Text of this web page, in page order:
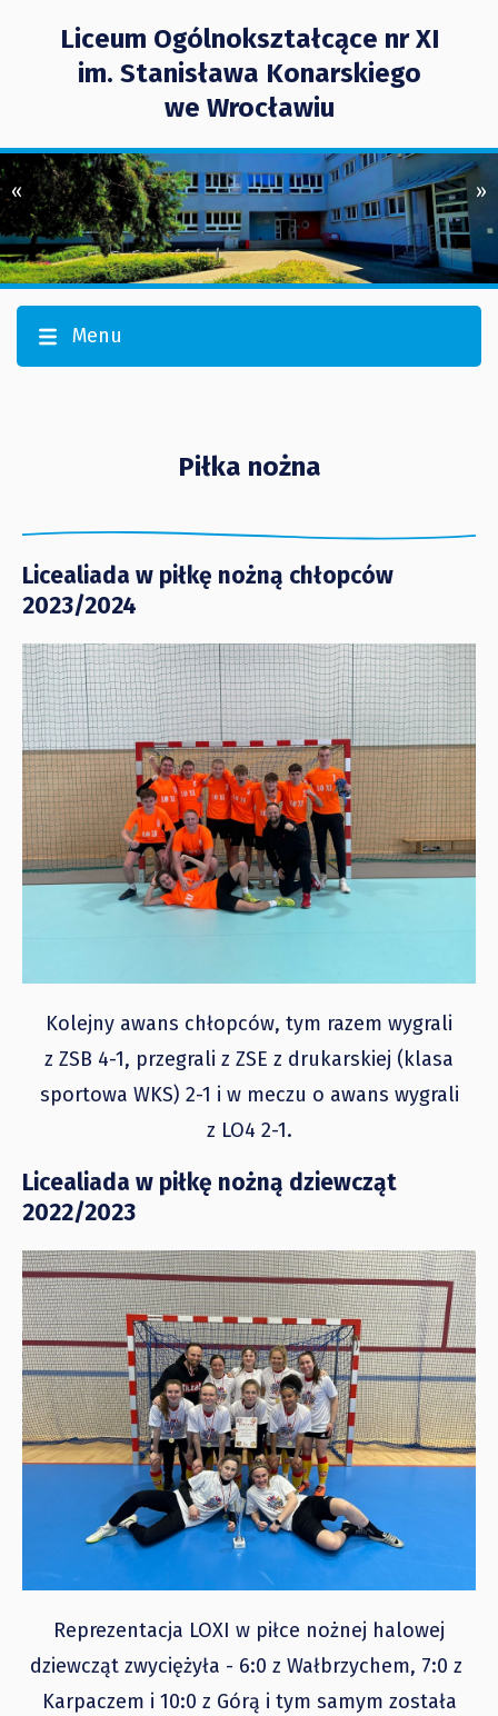
Liceum Ogólnokształcące nr XI
im. Stanisława Konarskiego
we Wrocławiu
« »
Menu
Piłka nożna
Licealiada w piłkę nożną chłopców
2023/2024
Kolejny awans chłopców, tym razem wygrali
z ZSB 4-1, przegrali z ZSE z drukarskiej (klasa
sportowa WKS) 2-1 i w meczu o awans wygrali
z LO4 2-1.
Licealiada w piłkę nożną dziewcząt
2022/2023
Reprezentacja LOXI w piłce nożnej halowej
dziewcząt zwyciężyła - 6:0 z Wałbrzychem, 7:0 z
Karpaczem i 10:0 z Górą i tym samym została